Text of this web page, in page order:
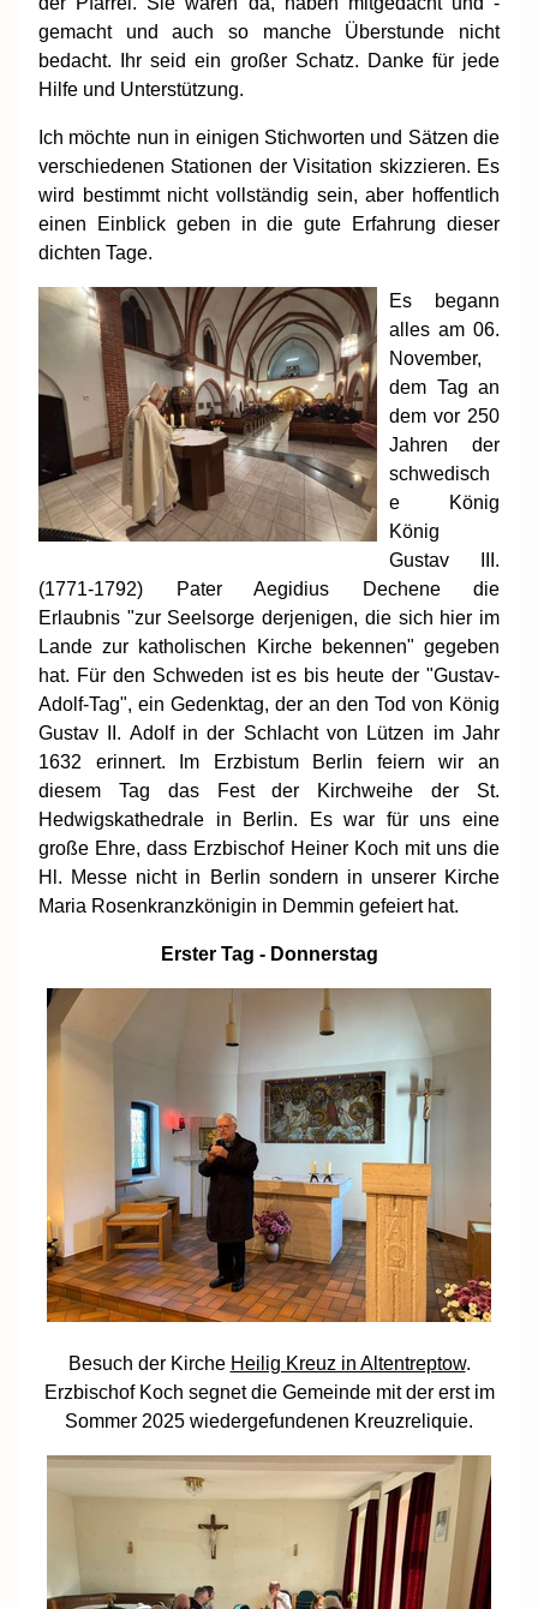
gemacht und auch so manche Überstunde nicht
bedacht. Ihr seid ein großer Schatz. Danke für jede
Hilfe und Unterstützung.
Ich möchte nun in einigen Stichworten und Sätzen die
verschiedenen Stationen der Visitation skizzieren. Es
wird bestimmt nicht vollständig sein, aber hoffentlich
einen Einblick geben in die gute Erfahrung dieser
dichten Tage.
Es begann
alles am 06.
November,
dem Tag an
dem vor 250
Jahren der
schwedisch
e König
König
Gustav III.
(1771-1792) Pater Aegidius Dechene die
Erlaubnis "zur Seelsorge derjenigen, die sich hier im
Lande zur katholischen Kirche bekennen" gegeben
hat. Für den Schweden ist es bis heute der "Gustav-
Adolf-Tag", ein Gedenktag, der an den Tod von König
Gustav II. Adolf in der Schlacht von Lützen im Jahr
1632 erinnert. Im Erzbistum Berlin feiern wir an
diesem Tag das Fest der Kirchweihe der St.
Hedwigskathedrale in Berlin. Es war für uns eine
große Ehre, dass Erzbischof Heiner Koch mit uns die
Hl. Messe nicht in Berlin sondern in unserer Kirche
Maria Rosenkranzkönigin in Demmin gefeiert hat.
Erster Tag - Donnerstag
Besuch der Kirche Heilig Kreuz in Altentreptow.
Erzbischof Koch segnet die Gemeinde mit der erst im
Sommer 2025 wiedergefundenen Kreuzreliquie.